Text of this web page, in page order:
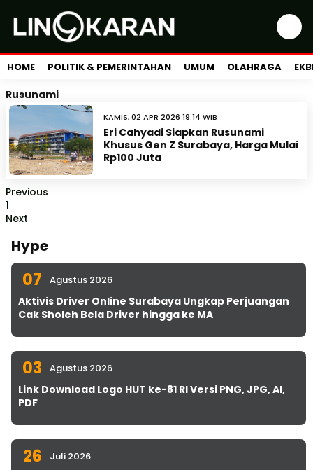
HOME POLITIK & PEMERINTAHAN UMUM OLAHRAGA
Rusunami
KAMIS, 02 APR 2026 19:14 WIB
Eri Cahyadi Siapkan Rusunami
Khusus Gen Z Surabaya, Harga Mulai
Rp100 Juta
Previous
1
Next
Hype
07 Agustus 2026
Aktivis Driver Online Surabaya Ungkap Perjuangan
Cak Sholeh Bela Driver hingga ke MA
03 Agustus 2026
Link Download Logo HUT ke-81 RI Versi PNG, JPG, AI,
PDF
26 Juli 2026